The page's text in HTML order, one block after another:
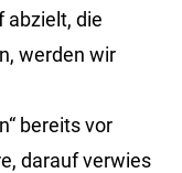
abzielt, die
werden wir
bereits vor
darauf verwies